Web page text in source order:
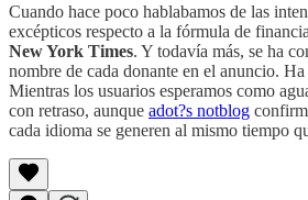
Cuando hace poco hablabamos de las
excépticos respecto a la fórmula de
New York Times. Y todavía más, se ha
nombre de cada donante en el anuncio.
Mientras los usuarios esperamos como
con retraso, aunque adot?s notblog
cada idioma se generen al mismo tiempo